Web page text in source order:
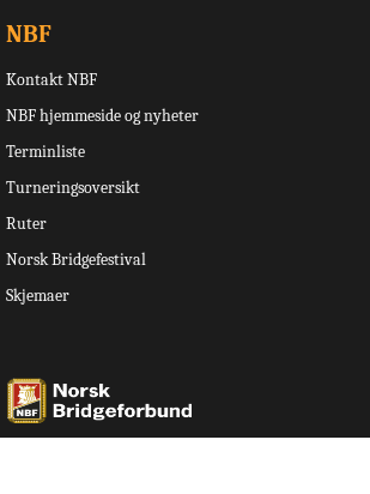
NBF
Kontakt NBF
NBF hjemmeside og nyheter
Terminliste
Turneringsoversikt
Ruter
Norsk Bridgefestival
Skjemaer